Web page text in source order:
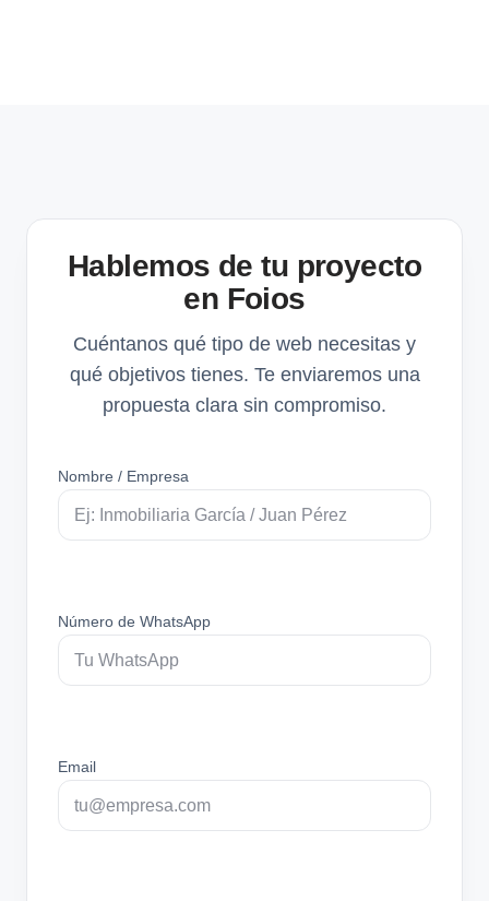
Hablemos de tu proyecto
en Foios
Cuéntanos qué tipo de web necesitas y
qué objetivos tienes. Te enviaremos una
propuesta clara sin compromiso.
Nombre / Empresa
Número de WhatsApp
Email